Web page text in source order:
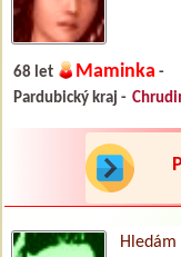
68 let Maminka -
Pardubický kraj -